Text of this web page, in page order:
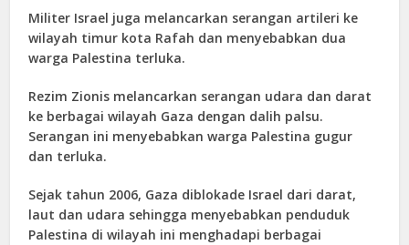
Militer Israel juga melancarkan serangan artileri ke
wilayah timur kota Rafah dan menyebabkan dua
warga Palestina terluka.
Rezim Zionis melancarkan serangan udara dan darat
ke berbagai wilayah Gaza dengan dalih palsu.
Serangan ini menyebabkan warga Palestina gugur
dan terluka.
Sejak tahun 2006, Gaza diblokade Israel dari darat,
laut dan udara sehingga menyebabkan penduduk
Palestina di wilayah ini menghadapi berbagai